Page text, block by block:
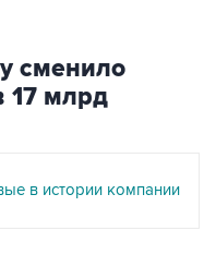
сменило
17 млрд
в истории компании